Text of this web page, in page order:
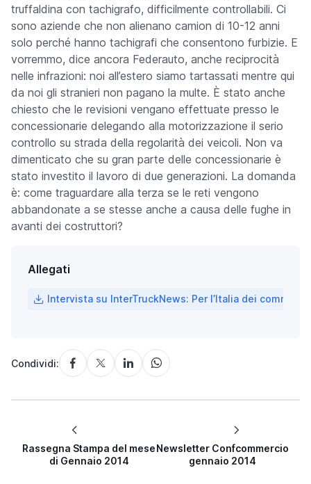
truffaldina con tachigrafo, difficilmente controllabili. Ci
sono aziende che non alienano camion di 10-12 anni
solo perché hanno tachigrafi che consentono furbizie. E
vorremmo, dice ancora Federauto, anche reciprocità
nelle infrazioni: noi all’estero siamo tartassati mentre qui
da noi gli stranieri non pagano la multe. È stato anche
chiesto che le revisioni vengano effettuate presso le
concessionarie delegando alla motorizzazione il serio
controllo su strada della regolarità dei veicoli. Non va
dimenticato che su gran parte delle concessionarie è
stato investito il lavoro di due generazioni. La domanda
è: come traguardare alla terza se le reti vengono
abbandonate a se stesse anche a causa delle fughe in
avanti dei costruttori?
Allegati
Intervista su InterTruckNews: Per l’Italia dei
Condividi:
Rassegna Stampa del mese
di Gennaio 2014
Newsletter Confcommercio
gennaio 2014